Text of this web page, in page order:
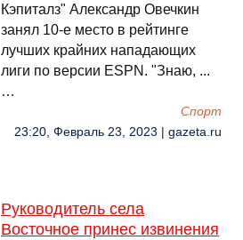
Кэпиталз" Александр Овечкин
занял 10-е место в рейтинге
лучших крайних нападающих
лиги по версии ESPN. "Знаю, ...
…
Спорт
23:20, Февраль 23, 2023 | gazeta.ru
Руководитель села
Восточное принес извинения